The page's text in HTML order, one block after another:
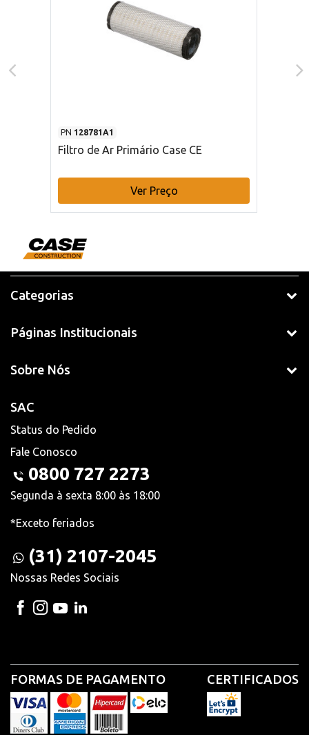
PN 128781A1
Filtro de Ar Primário Case CE
Ver Preço
Categorias
Páginas Institucionais
Sobre Nós
SAC
Status do Pedido
Fale Conosco
0800 727 2273
Segunda à sexta 8:00 às 18:00
*Exceto feriados
(31) 2107-2045
Nossas Redes Sociais
FORMAS DE PAGAMENTO CERTIFICADOS